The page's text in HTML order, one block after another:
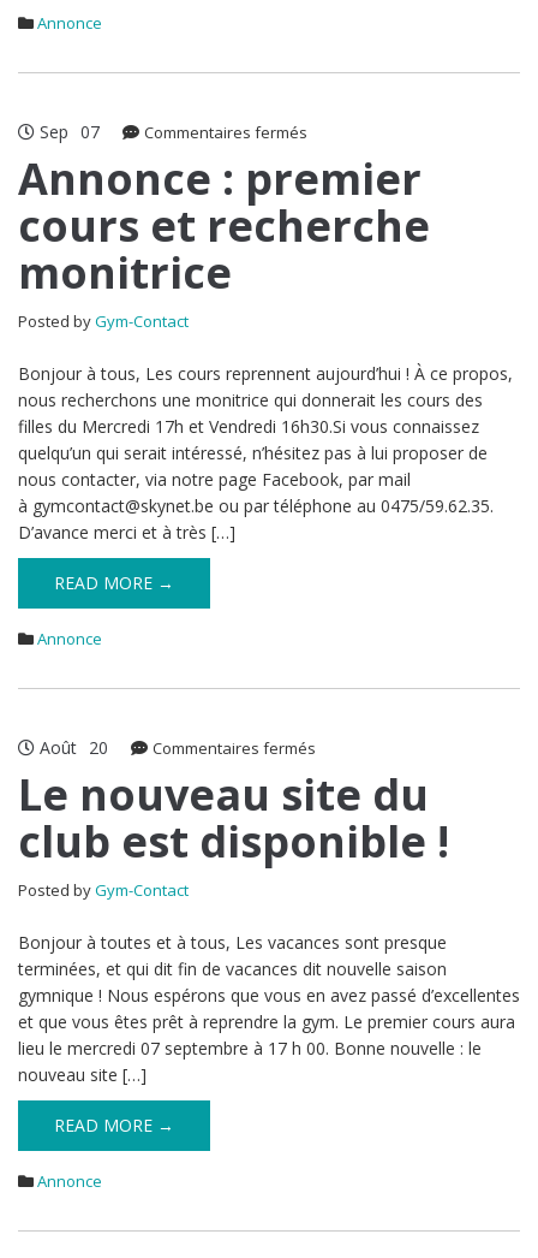
Annonce
Sep 07 Commentaires fermés
:
cours
Annonce : premier
cours et recherche
monitrice
Posted byGym-Contact
Bonjour à tous, Les cours reprennent aujourd’hui ! À ce propos,
nous recherchons une monitrice qui donnerait les cours des
filles du Mercredi 17h et Vendredi 16h30.Si vous connaissez
quelqu’un qui serait intéressé, n’hésitez pas à lui proposer de
nous contacter, via notre page Facebook, par mail
à gymcontact@skynet.be ou par téléphone au 0475/59.62.35.
D’avance merci et à très […]
READ MORE →
Annonce
Août 20 Commentaires fermés
nouveau
du
!
Le nouveau site du
club est disponible !
Posted byGym-Contact
Bonjour à toutes et à tous, Les vacances sont presque
terminées, et qui dit fin de vacances dit nouvelle saison
gymnique ! Nous espérons que vous en avez passé d’excellentes
et que vous êtes prêt à reprendre la gym. Le premier cours aura
lieu le mercredi 07 septembre à 17 h 00. Bonne nouvelle : le
nouveau site […]
READ MORE →
Annonce